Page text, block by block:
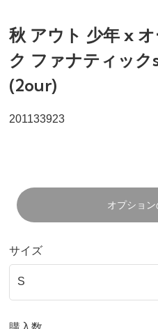
秋 アウト 少年 x
ク ファナティッ
(2our)
201133923
オプショ
サイズ